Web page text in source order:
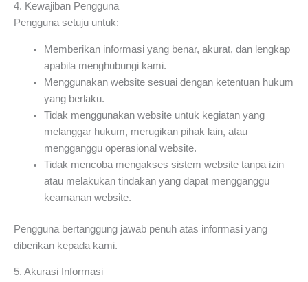
4. Kewajiban Pengguna
Pengguna setuju untuk:
Memberikan informasi yang benar, akurat, dan lengkap
apabila menghubungi kami.
Menggunakan website sesuai dengan ketentuan hukum
yang berlaku.
Tidak menggunakan website untuk kegiatan yang
melanggar hukum, merugikan pihak lain, atau
mengganggu operasional website.
Tidak mencoba mengakses sistem website tanpa izin
atau melakukan tindakan yang dapat mengganggu
keamanan website.
Pengguna bertanggung jawab penuh atas informasi yang
diberikan kepada kami.
5. Akurasi Informasi